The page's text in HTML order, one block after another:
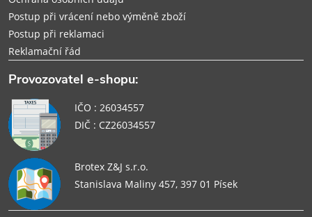
Postup při vrácení nebo výměně zboží
Postup při reklamaci
Reklamační řád
Provozovatel e-shopu:
IČO : 26034557
DIČ : CZ26034557
Brotex Z&J s.r.o.
Stanislava Maliny 457, 397 01 Písek